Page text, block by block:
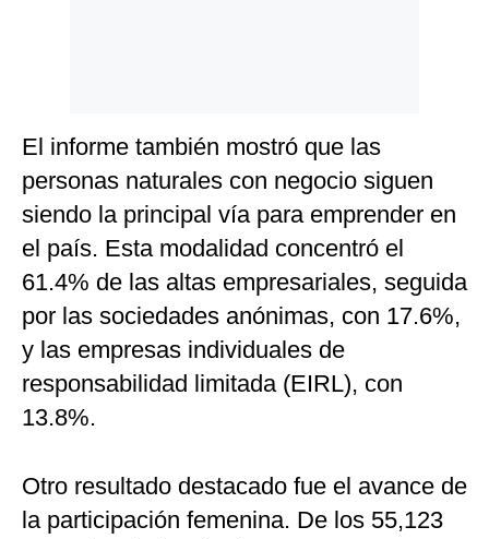
El informe también mostró que las
personas naturales con negocio siguen
siendo la principal vía para emprender en
el país. Esta modalidad concentró el
61.4% de las altas empresariales, seguida
por las sociedades anónimas, con 17.6%,
y las empresas individuales de
responsabilidad limitada (EIRL), con
13.8%.
Otro resultado destacado fue el avance de
la participación femenina. De los 55,123